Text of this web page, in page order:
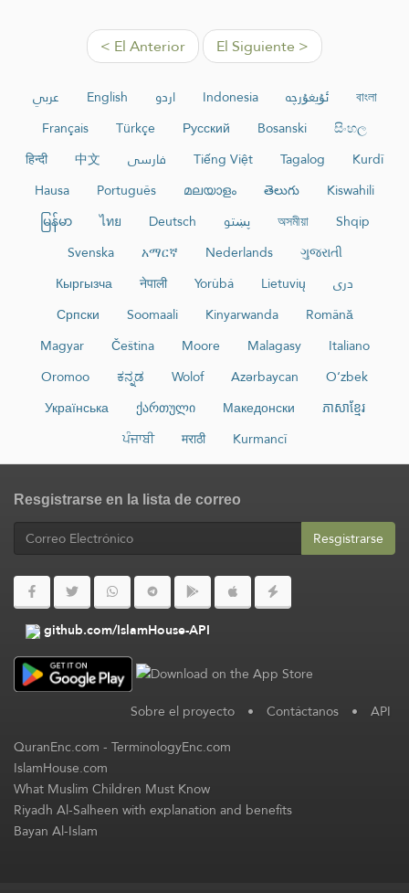
< El Anterior El Siguiente >
عربي English اردو Indonesia ئۇيغۇرچە
বাংলা
Français
Türkçe Русский Bosanski
සිංහල
हिन्दी
中文 فارسی Tiếng Việt Tagalog
Kurdî
Hausa
Português മലയാളം తెలుగు
Kiswahili
မြန်မာ
ไทย Deutsch پښتو অসমীয়া
Shqip
Svenska
አማርኛ Nederlands
ગુજરાતી
Кыргызча
नेपाली Yorùbá Lietuvių
دری
Српски
Soomaali Kinyarwanda
Română
Magyar
Čeština Moore Malagasy
Italiano
Oromoo
ಕನ್ನಡ Wolof Azərbaycan
O‘zbek
Українська
ქართული Македонски
ភាសាខ្មែរ
ਪੰਜਾਬੀ
मराठी Kurmancî
Resgistrarse en la lista de correo
Resgistrarse
github.com/IslamHouse-API
Sobre el proyecto • Contáctanos • API
QuranEnc.com-TerminologyEnc.com
IslamHouse.com
What Muslim Children Must Know
Riyadh Al-Salheen with explanation and benefits
Bayan Al-Islam